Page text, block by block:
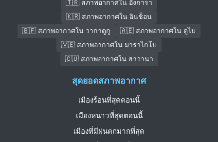
🇹🇷 สภาพอากาศใน อังการา
🇰🇷 สภาพอากาศใน อินช็อน
🇧🇫 สภาพอากาศใน วากาดูกู
🇦🇪 สภาพอากาศใน ดูไบ
🇻🇪 สภาพอากาศใน มาราไกโบ
🇨🇺 สภาพอากาศใน ฮาวานา
สุดยอดสภาพอากาศ
เมืองร้อนที่สุดตอนนี้
เมืองหนาวที่สุดตอนนี้
เมืองที่มีฝนตกมากที่สุด